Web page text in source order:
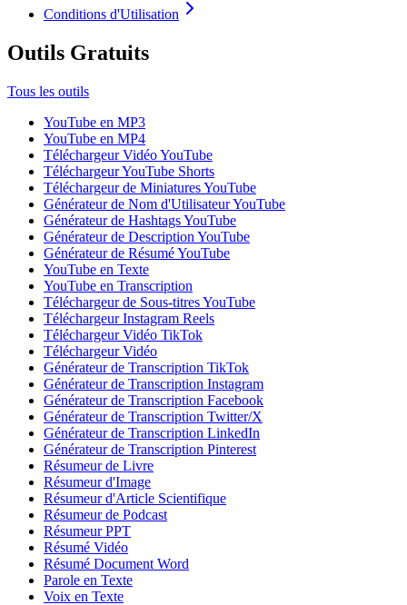
Conditions d'Utilisation
Outils Gratuits
Tous les outils
YouTube en MP3
YouTube en MP4
Téléchargeur Vidéo YouTube
Téléchargeur YouTube Shorts
Téléchargeur de Miniatures YouTube
Générateur de Nom d'Utilisateur YouTube
Générateur de Hashtags YouTube
Générateur de Description YouTube
Générateur de Résumé YouTube
YouTube en Texte
YouTube en Transcription
Téléchargeur de Sous-titres YouTube
Téléchargeur Instagram Reels
Téléchargeur Vidéo TikTok
Téléchargeur Vidéo
Générateur de Transcription TikTok
Générateur de Transcription Instagram
Générateur de Transcription Facebook
Générateur de Transcription Twitter/X
Générateur de Transcription LinkedIn
Générateur de Transcription Pinterest
Résumeur de Livre
Résumeur d'Image
Résumeur d'Article Scientifique
Résumeur de Podcast
Résumeur PPT
Résumé Vidéo
Résumé Document Word
Parole en Texte
Voix en Texte